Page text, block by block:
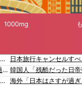
1000mg
「中国人ってこんなに嫌われているの？」日本生活9年目で明かす本心！
【韓国株】 7月のKOSPI 28.9％下落…通貨危機を超える過去最大の下げ幅
中国、止められないEV製造 売れず在庫山積み「売れたこと」にして補助金を騙し取る事案を思いつきが横行
韓国人「残酷だった日